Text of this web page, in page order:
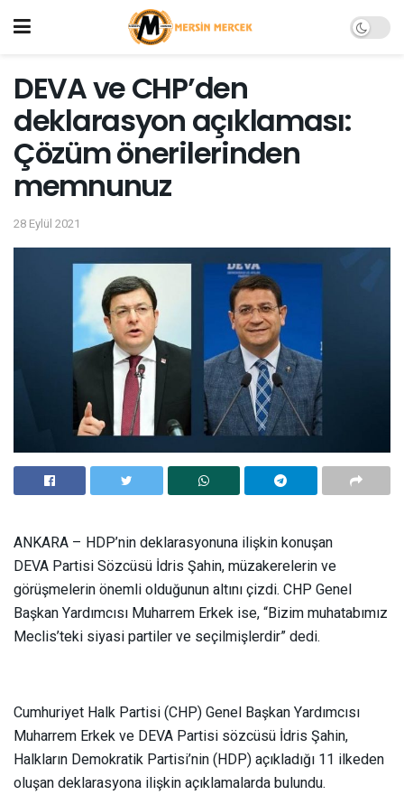
DEVA ve CHP’den
deklarasyon açıklaması:
Çözüm önerilerinden
memnunuz
28 Eylül 2021
ANKARA – HDP’nin deklarasyonuna ilişkin konuşan
DEVA Partisi Sözcüsü İdris Şahin, müzakerelerin ve
görüşmelerin önemli olduğunun altını çizdi. CHP Genel
Başkan Yardımcısı Muharrem Erkek ise, “Bizim muhatabımız
Meclis’teki siyasi partiler ve seçilmişlerdir” dedi.
Cumhuriyet Halk Partisi (CHP) Genel Başkan Yardımcısı
Muharrem Erkek ve DEVA Partisi sözcüsü İdris Şahin,
Halkların Demokratik Partisi’nin (HDP) açıkladığı 11 ilkeden
oluşan deklarasyona ilişkin açıklamalarda bulundu.